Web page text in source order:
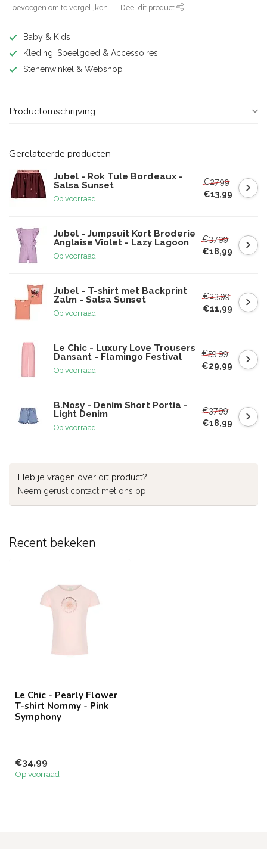
Toevoegen om te vergelijken Deel dit product
Baby & Kids
Kleding, Speelgoed & Accessoires
Stenenwinkel & Webshop
Productomschrijving
Gerelateerde producten
Jubel - Rok Tule Bordeaux -
Salsa Sunset
Op voorraad
€27,99
€13,99
Jubel - Jumpsuit Kort Broderie
Anglaise Violet - Lazy Lagoon
Op voorraad
€37,99
€18,99
Jubel - T-shirt met Backprint
Zalm - Salsa Sunset
Op voorraad
€23,99
€11,99
Le Chic - Luxury Love Trousers
Dansant - Flamingo Festival
Op voorraad
€59,99
€29,99
B.Nosy - Denim Short Portia -
Light Denim
Op voorraad
€37,99
€18,99
Heb je vragen over dit product?
Neem gerust contact met ons op!
Recent bekeken
Le Chic - Pearly Flower
T-shirt Nommy - Pink
Symphony
€34,99
Op voorraad